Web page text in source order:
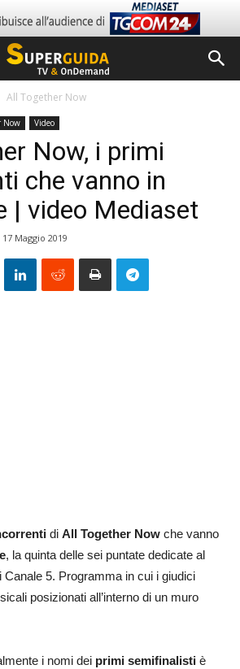
All Together Now
Now Video
Now, i primi
che vanno in
| video Mediaset
17 Maggio 2019
di All Together Now che vanno
, la quinta delle sei puntate dedicate al
Canale 5. Programma in cui i giudici
posizionati all’interno di un muro
i nomi dei primi semifinalisti è